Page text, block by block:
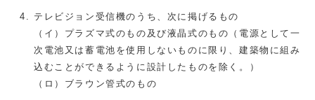
テレビジョン受信機のうち、次に掲げるもの
（イ）プラズマ式のもの及び液晶式のもの（電源として一
次電池又は蓄電池を使用しないものに限り、建築物に組み
込むことができるように設計したものを除く。）
（ロ）ブラウン管式のもの